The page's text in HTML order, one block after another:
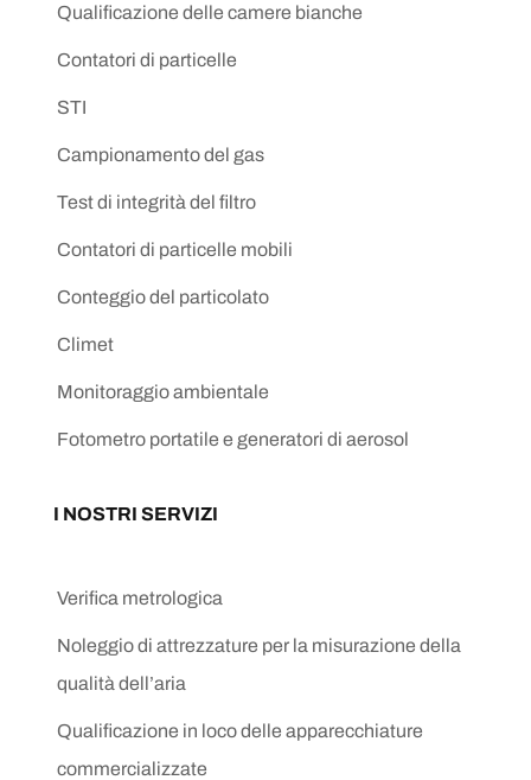
Qualificazione delle camere bianche
Contatori di particelle
STI
Campionamento del gas
Test di integrità del filtro
Contatori di particelle mobili
Conteggio del particolato
Climet
Monitoraggio ambientale
Fotometro portatile e generatori di aerosol
I NOSTRI SERVIZI
Verifica metrologica
Noleggio di attrezzature per la misurazione della
qualità dell’aria
Qualificazione in loco delle apparecchiature
commercializzate